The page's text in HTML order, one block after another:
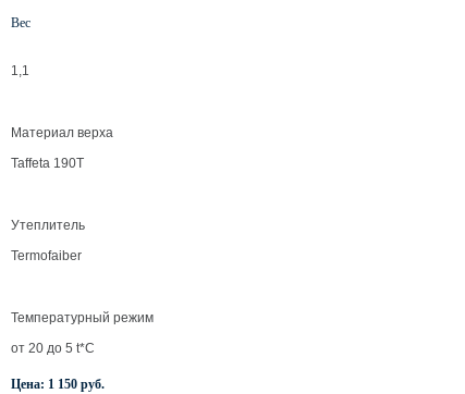
Вес
1,1
Материал верха
Taffeta 190T
Утеплитель
Termofaiber
Температурный режим
от 20 до 5 t*C
Цена: 1 150 руб.